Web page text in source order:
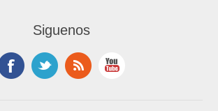
Siguenos